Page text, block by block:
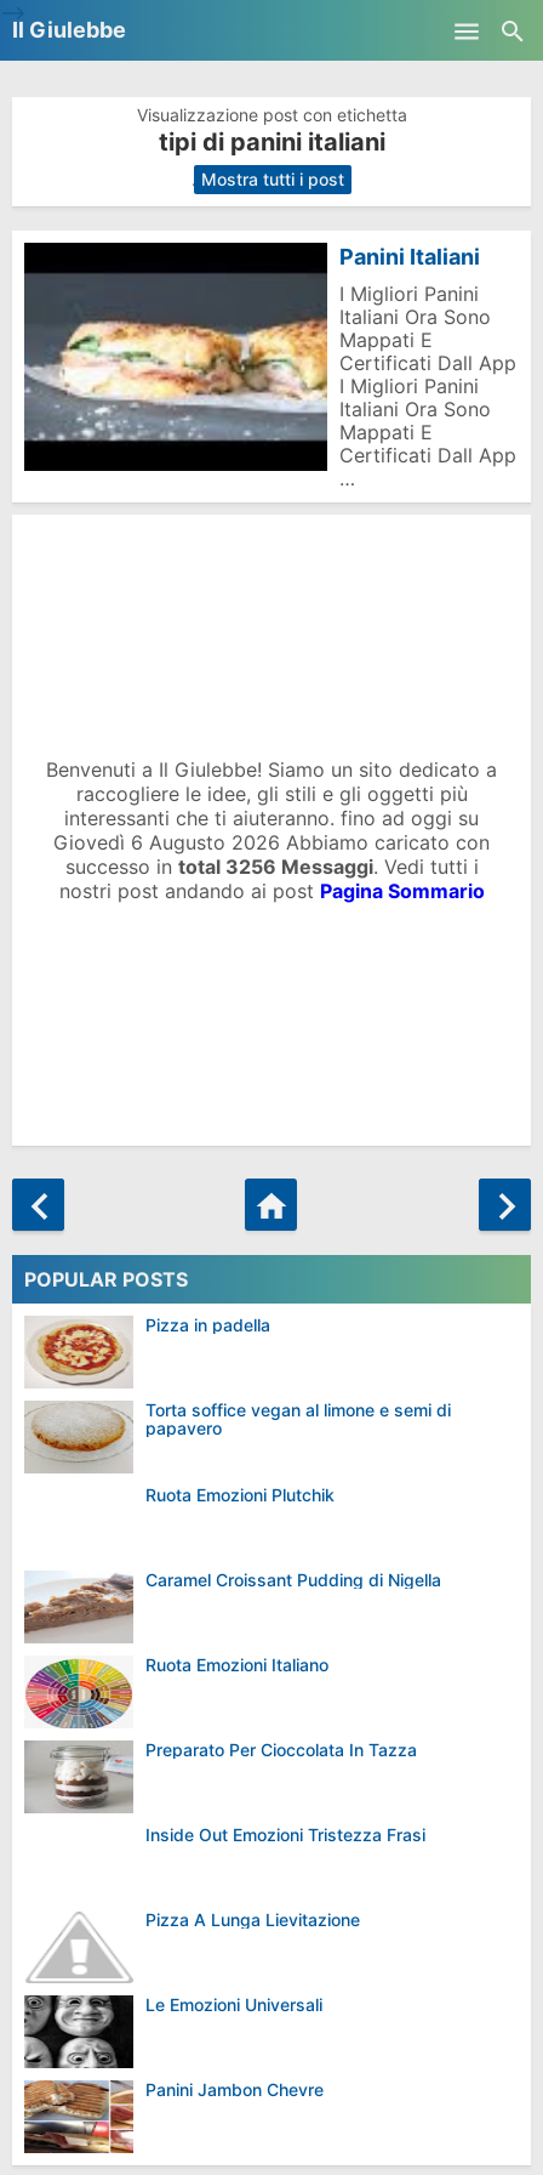
Il Giulebbe
Visualizzazione post con etichetta
tipi di panini italiani
. Mostra tutti i post
Panini Italiani
I Migliori Panini
Italiani Ora Sono
Mappati E
Certificati Dall App
I Migliori Panini
Italiani Ora Sono
Mappati E
Certificati Dall App
…
Benvenuti a Il Giulebbe! Siamo un sito dedicato a
raccogliere le idee, gli stili e gli oggetti più
interessanti che ti aiuteranno. fino ad oggi su
Giovedì 6 Augusto 2026 Abbiamo caricato con
successo in total 3256 Messaggi. Vedi tutti i
nostri post andando ai post Pagina Sommario
POPULAR POSTS
Pizza in padella
Torta soffice vegan al limone e semi di
papavero
Ruota Emozioni Plutchik
Caramel Croissant Pudding di Nigella
Ruota Emozioni Italiano
Preparato Per Cioccolata In Tazza
Inside Out Emozioni Tristezza Frasi
Pizza A Lunga Lievitazione
Le Emozioni Universali
Panini Jambon Chevre